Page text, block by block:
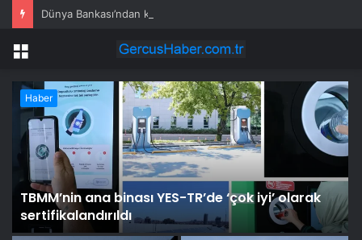
Dünya Bankası’ndan küresel ekonomik kriz uyarısı
Menü
Haber
TBMM’nin ana binası YES-TR’de ‘çok iyi’ olarak
sertifikalandırıldı